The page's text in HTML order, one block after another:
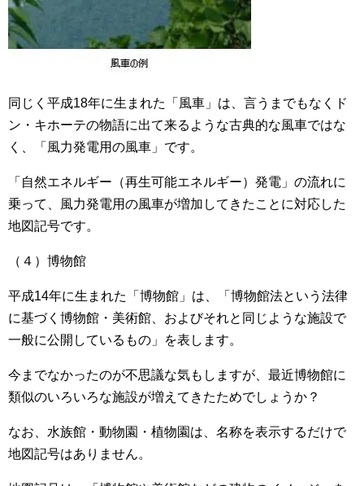
同じく平成18年に生まれた「風車」は、言うまでもなくド
ン・キホーテの物語に出て来るような古典的な風車ではな
く、「風力発電用の風車」です。
「自然エネルギー（再生可能エネルギー）発電」の流れに
乗って、風力発電用の風車が増加してきたことに対応した
地図記号です。
（４）博物館
平成14年に生まれた「博物館」は、「博物館法という法律
に基づく博物館・美術館、およびそれと同じような施設で
一般に公開しているもの」を表します。
今までなかったのが不思議な気もしますが、最近博物館に
類似のいろいろな施設が増えてきたためでしょうか？
なお、水族館・動物園・植物園は、名称を表示するだけで
地図記号はありません。